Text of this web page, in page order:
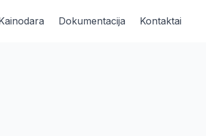
Dokumentacija Kontaktai